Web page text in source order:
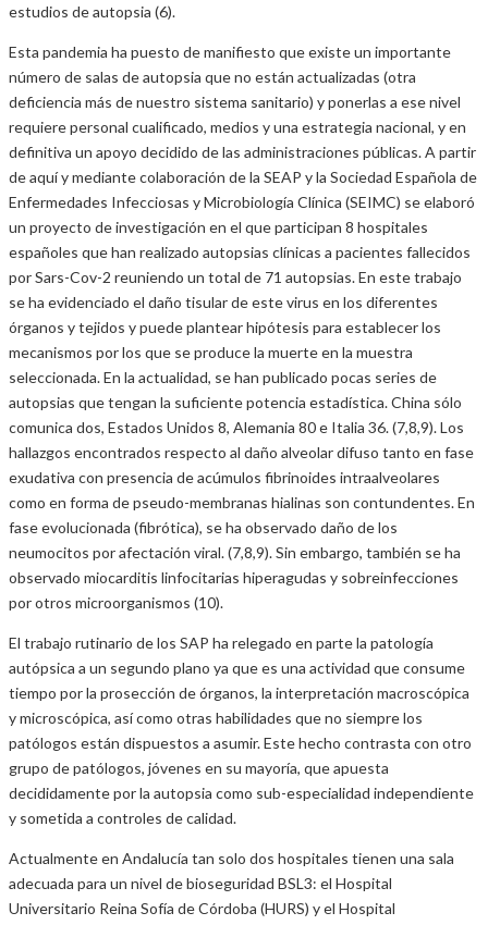
estudios de autopsia (6).
Esta pandemia ha puesto de manifiesto que existe un importante
número de salas de autopsia que no están actualizadas (otra
deficiencia más de nuestro sistema sanitario) y ponerlas a ese nivel
requiere personal cualificado, medios y una estrategia nacional, y en
definitiva un apoyo decidido de las administraciones públicas. A partir
de aquí y mediante colaboración de la SEAP y la Sociedad Española de
Enfermedades Infecciosas y Microbiología Clínica (SEIMC) se elaboró
un proyecto de investigación en el que participan 8 hospitales
españoles que han realizado autopsias clínicas a pacientes fallecidos
por Sars-Cov-2 reuniendo un total de 71 autopsias. En este trabajo
se ha evidenciado el daño tisular de este virus en los diferentes
órganos y tejidos y puede plantear hipótesis para establecer los
mecanismos por los que se produce la muerte en la muestra
seleccionada. En la actualidad, se han publicado pocas series de
autopsias que tengan la suficiente potencia estadística. China sólo
comunica dos, Estados Unidos 8, Alemania 80 e Italia 36. (7,8,9). Los
hallazgos encontrados respecto al daño alveolar difuso tanto en fase
exudativa con presencia de acúmulos fibrinoides intraalveolares
como en forma de pseudo-membranas hialinas son contundentes. En
fase evolucionada (fibrótica), se ha observado daño de los
neumocitos por afectación viral. (7,8,9). Sin embargo, también se ha
observado miocarditis linfocitarias hiperagudas y sobreinfecciones
por otros microorganismos (10).
El trabajo rutinario de los SAP ha relegado en parte la patología
autópsica a un segundo plano ya que es una actividad que consume
tiempo por la prosección de órganos, la interpretación macroscópica
y microscópica, así como otras habilidades que no siempre los
patólogos están dispuestos a asumir. Este hecho contrasta con otro
grupo de patólogos, jóvenes en su mayoría, que apuesta
decididamente por la autopsia como sub-especialidad independiente
y sometida a controles de calidad.
Actualmente en Andalucía tan solo dos hospitales tienen una sala
adecuada para un nivel de bioseguridad BSL3: el Hospital
Universitario Reina Sofía de Córdoba (HURS) y el Hospital